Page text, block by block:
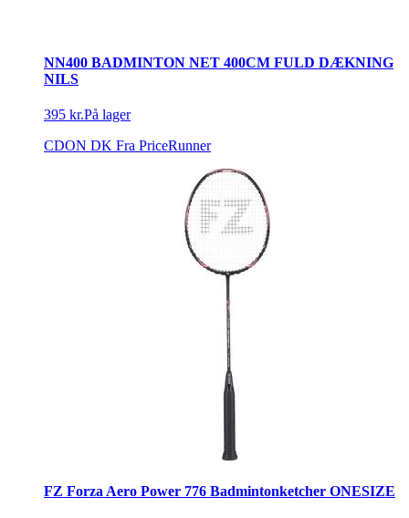
NN400 BADMINTON NET 400CM FULD DÆKNING
NILS
395 kr.På lager
CDON DK Fra PriceRunner
FZ Forza Aero Power 776 Badmintonketcher ONESIZE